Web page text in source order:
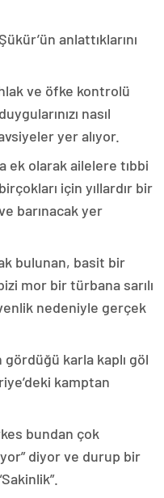
anlattıklarını
ve öfke kontrolü
nasıl
yer alıyor.
ek olarak ailelere tıbbi
için yıllardır bir
barınacak yer
bulunan, basit bir
mor bir türbana sarılı
nedeniyle gerçek
karla kaplı göl
kamptan
bundan çok
diyor ve durup bir